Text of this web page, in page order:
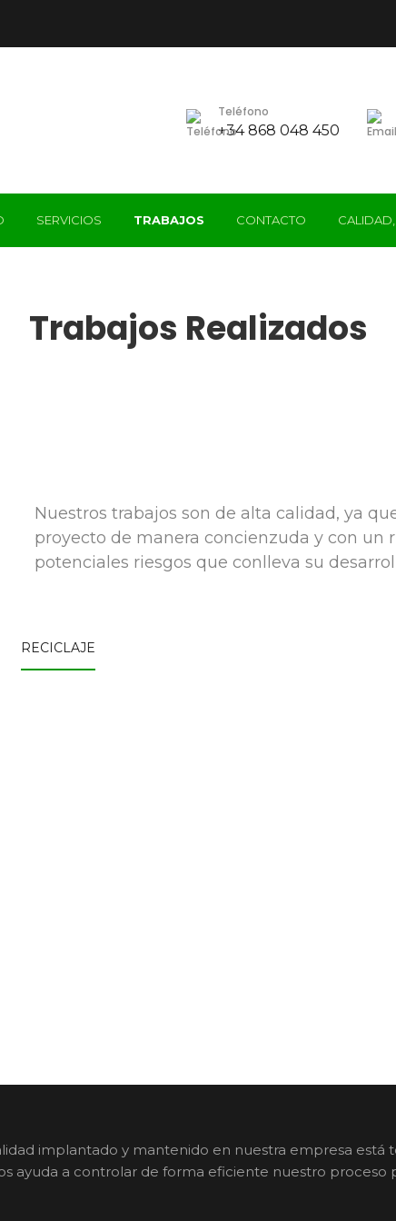
Teléfono
+34 868 048 450
SERVICIOS TRABAJOS CONTACTO
Trabajos Realizados
Nuestros trabajos son de alta calidad, ya
proyecto de manera concienzuda y con un
potenciales riesgos que conlleva su
RECICLAJE
implantado y mantenido en nuestra empresa
ayuda a controlar de forma eficiente nuestro proceso